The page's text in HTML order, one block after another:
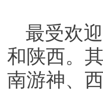
最受欢
和陕西。
南游神、